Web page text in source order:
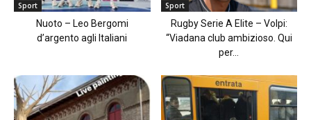
Sport
Nuoto – Leo Bergomi
d’argento agli Italiani
Sport
Rugby Serie A Elite – Volpi:
“Viadana club ambizioso. Qui
per...